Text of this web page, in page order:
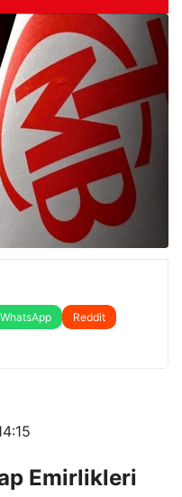
WhatsApp
Reddit
Emirlikleri